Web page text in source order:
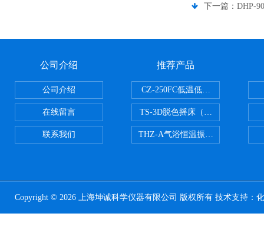
下一篇： DHP-
公司介绍
公司介绍
在线留言
联系我们
推荐产品
CZ-250FC低温低湿种子储藏柜
TS-3D脱色摇床（三维运动）
THZ-A气浴恒温振荡器
Copyright © 2026 上海坤诚科学仪器有限公司 版权所有 技术支持：